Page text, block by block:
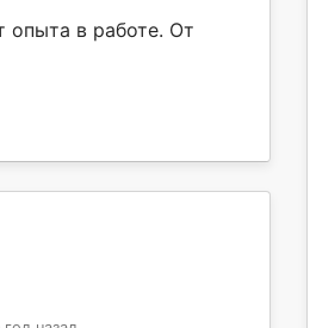
опыта в работе. От